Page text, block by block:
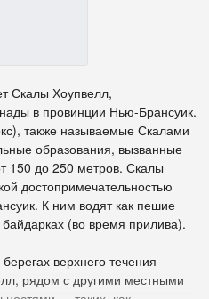
Скалы Хоупвелл,
в провинции Нью-Брансуик.
также называемые Скалами
образования, вызванные
150 до 250 метров. Скалы
достопримечательностью
К ним водят как пешие
(во время прилива).
верхнего течения
рядом с другими местными